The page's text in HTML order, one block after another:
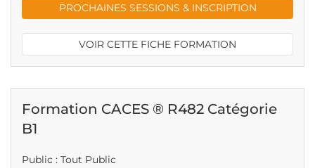
PROCHAINES SESSIONS & INSCRIPTION
VOIR CETTE FICHE FORMATION
Formation CACES ® R482 Catégorie
B1
Public : Tout Public